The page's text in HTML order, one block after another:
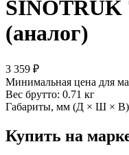
SINOTRUK
(аналог)
3 359 ₽
Минимальная цена для
Вес брутто: 0.71 кг
Габариты, мм (Д × Ш ×
Купить на